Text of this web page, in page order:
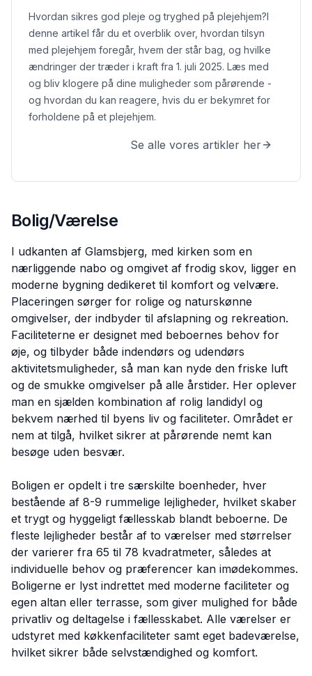
Hvordan sikres god pleje og tryghed på plejehjem?I
denne artikel får du et overblik over, hvordan tilsyn
med plejehjem foregår, hvem der står bag, og hvilke
ændringer der træder i kraft fra 1. juli 2025. Læs med
og bliv klogere på dine muligheder som pårørende -
og hvordan du kan reagere, hvis du er bekymret for
forholdene på et plejehjem.
Se alle vores artikler her
Bolig/Værelse
I udkanten af Glamsbjerg, med kirken som en
nærliggende nabo og omgivet af frodig skov, ligger en
moderne bygning dedikeret til komfort og velvære.
Placeringen sørger for rolige og naturskønne
omgivelser, der indbyder til afslapning og rekreation.
Faciliteterne er designet med beboernes behov for
øje, og tilbyder både indendørs og udendørs
aktivitetsmuligheder, så man kan nyde den friske luft
og de smukke omgivelser på alle årstider. Her oplever
man en sjælden kombination af rolig landidyl og
bekvem nærhed til byens liv og faciliteter. Området er
nem at tilgå, hvilket sikrer at pårørende nemt kan
besøge uden besvær.
Boligen er opdelt i tre særskilte boenheder, hver
bestående af 8-9 rummelige lejligheder, hvilket skaber
et trygt og hyggeligt fællesskab blandt beboerne. De
fleste lejligheder består af to værelser med størrelser
der varierer fra 65 til 78 kvadratmeter, således at
individuelle behov og præferencer kan imødekommes.
Boligerne er lyst indrettet med moderne faciliteter og
egen altan eller terrasse, som giver mulighed for både
privatliv og deltagelse i fællesskabet. Alle værelser er
udstyret med køkkenfaciliteter samt eget badeværelse,
hvilket sikrer både selvstændighed og komfort.